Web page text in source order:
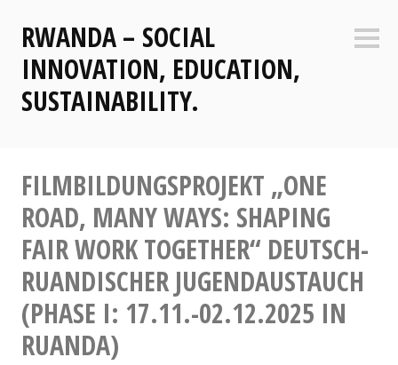
Inhalt
springen
RWANDA – SOCIAL
INNOVATION, EDUCATION,
SUSTAINABILITY.
FILMBILDUNGSPROJEKT „ONE
ROAD, MANY WAYS: SHAPING
FAIR WORK TOGETHER“ DEUTSCH-
RUANDISCHER JUGENDAUSTAUCH
(PHASE I: 17.11.-02.12.2025 IN
RUANDA)